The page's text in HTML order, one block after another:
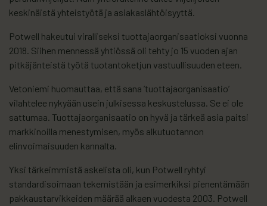
keskinäistä yhteistyötä ja asiakaslähtöisyyttä.
Potwell hakeutui viralliseksi tuottajaorganisaatioksi vuonna
2018. Siihen mennessä yhtiössä oli tehty jo 15 vuoden ajan
pitkäjänteistä työtä tuotantoketjun vastuullisuuden eteen.
Vetoniemi huomauttaa, että sana ’tuottajaorganisaatio’
vilahtelee nykyään usein julkisessa keskustelussa. Se ei ole
sattumaa. Tuottajaorganisaatio on hyvä ja tärkeä asia paitsi
markkinoilla menestymisen, myös alkutuotannon
elinvoimaisuuden kannalta.
Yksi tärkeimmistä askelista oli, kun Potwell ryhtyi
standardisoimaan tekemistään ja esimerkiksi pienentämään
pakkaustarvikkeiden määrää alkaen vuodesta 2003. Potwell